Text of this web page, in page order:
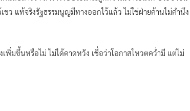
ขว แท้จริงรัฐธรรมนูญมีทางออกไว้แล้ว ไม่ใช่ฝ่ายค้านไม่คำนึง
มขึ้นหรือไม่ ไม่ได้คาดหวัง เชื่อว่าโอกาสโหวตคว่ำมี แต่ไม่